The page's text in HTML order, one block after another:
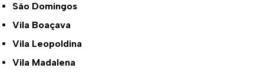
São Domingos
Vila Boaçava
Vila Leopoldina
Vila Madalena